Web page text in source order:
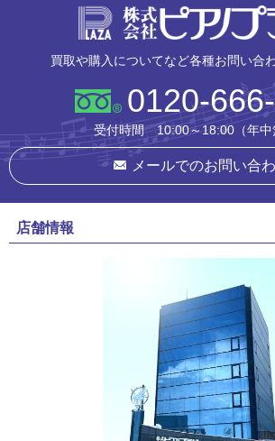
買取や購入についてなど各種お問い合
0120-
受付時間 10:00～18:00（年中
メールでのお問い合
店舗情報